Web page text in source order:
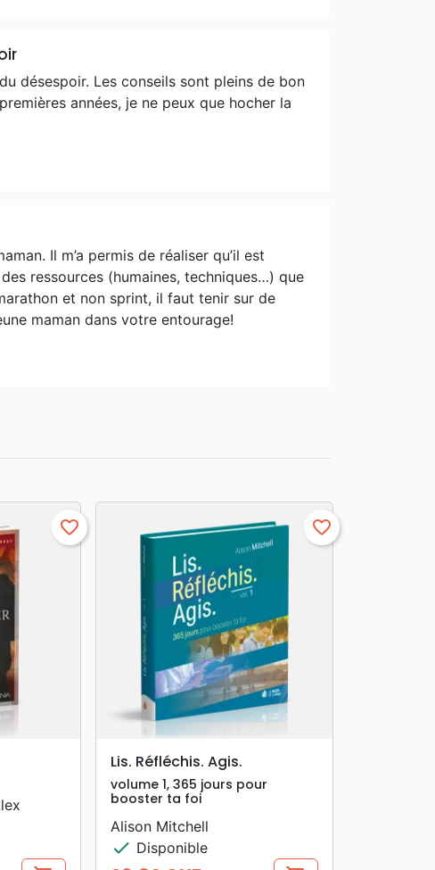
désespoir. Les conseils sont pleins de bon
années, je ne peux que hocher la
Il m’a permis de réaliser qu’il est
ressources (humaines, techniques…) que
et non sprint, il faut tenir sur de
maman dans votre entourage!
favorite_border
searchAPERÇU RAPIDE
favorite_border
Lis. Réfléchis. Agis.
volume 1, 365 jours pour
booster ta foi
Alison Mitchell
check Disponible